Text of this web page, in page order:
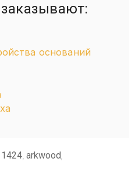
оснований
,arkwood